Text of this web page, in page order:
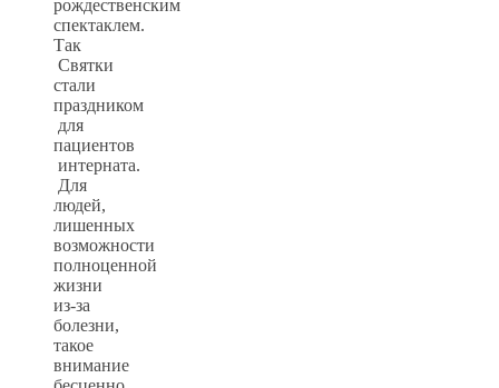
рождественским
спектаклем.
Так
Святки
стали
праздником
для
пациентов
интерната.
Для
людей,
лишенных
возможности
полноценной
жизни
из-за
болезни,
такое
внимание